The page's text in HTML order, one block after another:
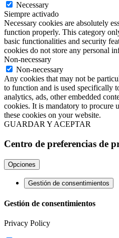
Necessary
Siempre activado
Necessary cookies are absolutely
function properly. This category
basic functionalities and security
cookies do not store any personal
Non-necessary
Non-necessary
Any cookies that may not be
to function and is used specifically
analytics, ads, other embedded
cookies. It is mandatory to procure
these cookies on your website.
GUARDAR Y ACEPTAR
Centro de preferencias de
Opciones
Gestión de consentimientos
Gestión de consentimientos
Privacy Policy